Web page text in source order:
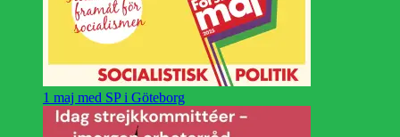
1 maj med SP i Göteborg